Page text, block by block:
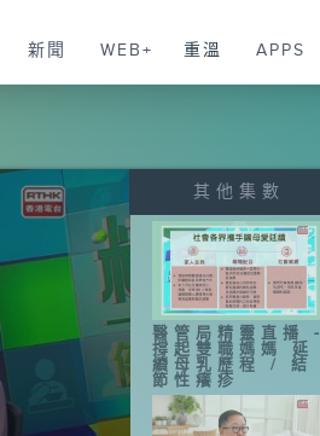
新聞 WEB+ 重溫 APPS
其他集數
醫管局精靈直播 -
撐起雙職媽媽 延
續母乳歷程 / 結
節性癢疹